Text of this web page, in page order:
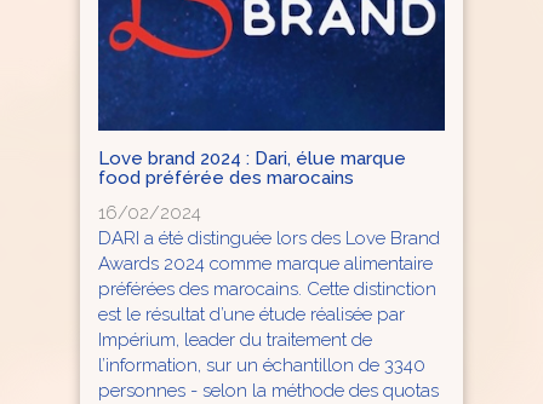
Love brand 2024 : Dari, élue marque
food préférée des marocains
16/02/2024
DARI a été distinguée lors des Love Brand
Awards 2024 comme marque alimentaire
préférées des marocains. Cette distinction
est le résultat d’une étude réalisée par
Impérium, leader du traitement de
l’information, sur un échantillon de 3340
personnes - selon la méthode des quotas